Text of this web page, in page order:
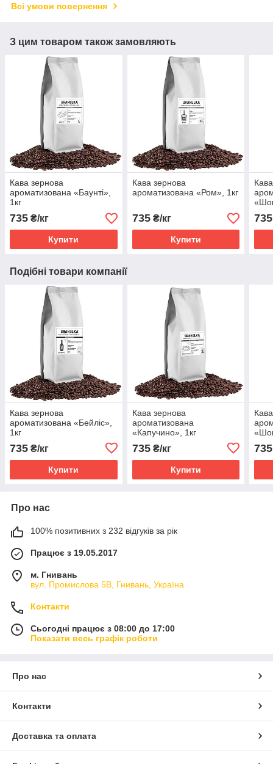
Всі умови повернення
З цим товаром також замовляють
Кава зернова
ароматизована «Баунті»,
1кг
735 ₴/кг
Купити
Кава зернова
ароматизована «Ром», 1кг
735₴/кг
Купити
1кг
735
Подібні товари компанії
Кава зернова
ароматизована «Бейліс»,
1кг
735 ₴/кг
Купити
Кава зернова
ароматизована
«Капучино», 1кг
735₴/кг
Купити
735
Про нас
100% позитивних з 232 відгуків за рік
Працює з 19.05.2017
м. Гнивань
вул. Промислова 5В, Гнивань, Україна
Контакти
Сьогодні працює з 08:00 до 17:00
Показати весь графік роботи
Про нас
Контакти
Доставка та оплата